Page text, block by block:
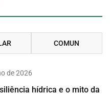
COMUN
de 2026
hídrica e o mito da